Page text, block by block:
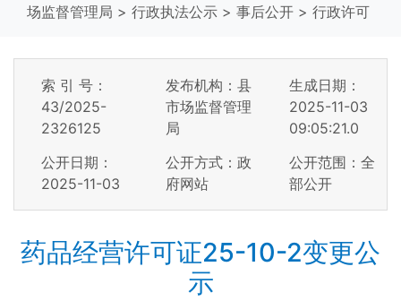
场监督管理局 > 行政执法公示 > 事后公开 > 行政许可
索 引 号：
43/2025-
2326125
发布机构：县
市场监督管理
局
生成日期：
2025-11-03
09:05:21.0
公开日期：
2025-11-03
公开方式：政
府网站
公开范围：全
部公开
药品经营许可证25-10-2变更公
示